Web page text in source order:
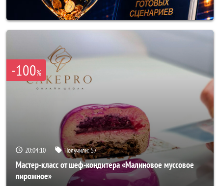
-100%
20:04:10 Получили:57
Мастер-класс от шеф-кондитера «Малиновое муссовое
пирожное»